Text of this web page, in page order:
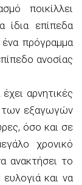
ποικίλλει
ίδια επίπεδα
πρόγραμμα
ανοσίας
αρνητικές
των εξαγωγών
όσο και σε
χρονικό
ανακτήσει το
και να